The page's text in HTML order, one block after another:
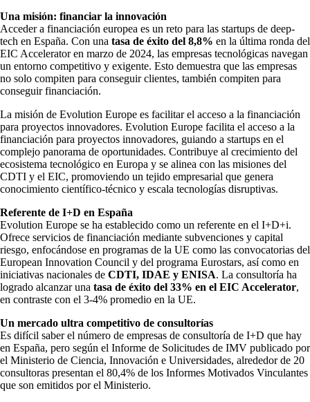
Una misión: financiar la innovación
Acceder a financiación europea es un reto para las startups de deep-
tech en España. Con una tasa de éxito del 8,8% en la última ronda del
EIC Accelerator en marzo de 2024, las empresas tecnológicas navegan
un entorno competitivo y exigente. Esto demuestra que las empresas
no solo compiten para conseguir clientes, también compiten para
conseguir financiación.
La misión de Evolution Europe es facilitar el acceso a la financiación
para proyectos innovadores. Evolution Europe facilita el acceso a la
financiación para proyectos innovadores, guiando a startups en el
complejo panorama de oportunidades. Contribuye al crecimiento del
ecosistema tecnológico en Europa y se alinea con las misiones del
CDTI y el EIC, promoviendo un tejido empresarial que genera
conocimiento científico-técnico y escala tecnologías disruptivas.
Referente de I+D en España
Evolution Europe se ha establecido como un referente en el I+D+i.
Ofrece servicios de financiación mediante subvenciones y capital
riesgo, enfocándose en programas de la UE como las convocatorias del
European Innovation Council y del programa Eurostars, así como en
iniciativas nacionales de CDTI, IDAE y ENISA. La consultoría ha
logrado alcanzar una tasa de éxito del 33% en el EIC Accelerator,
en contraste con el 3-4% promedio en la UE.
Un mercado ultra competitivo de consultorías
Es difícil saber el número de empresas de consultoría de I+D que hay
en España, pero según el Informe de Solicitudes de IMV publicado por
el Ministerio de Ciencia, Innovación e Universidades, alrededor de 20
consultoras presentan el 80,4% de los Informes Motivados Vinculantes
que son emitidos por el Ministerio.